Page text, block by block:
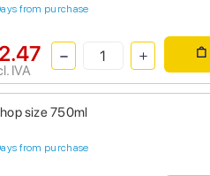
from purchase
IVA
size 750ml
from purchase